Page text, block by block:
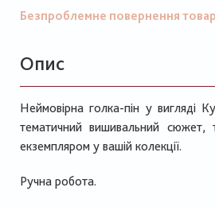
Безпроблемне повернення
Опис
Неймовірна голка-пін у вигляді
тематичний вишивальний сюжет,
екземпляром у вашій колекції.
Ручна робота.